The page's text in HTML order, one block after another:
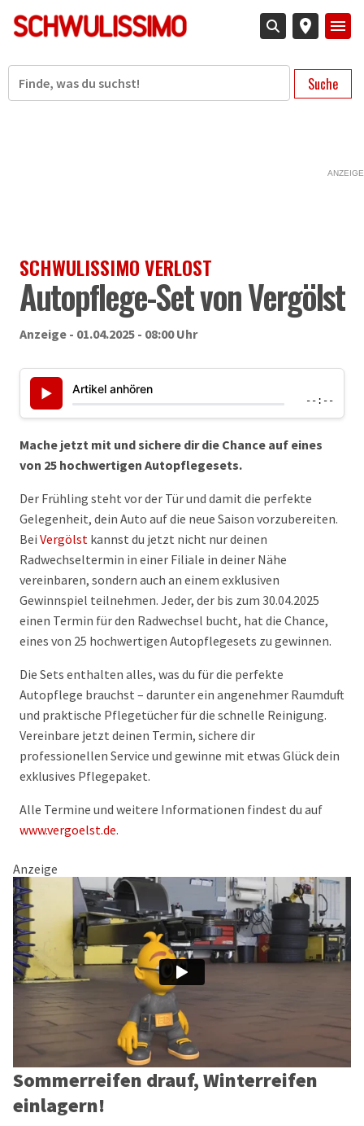
zum
Inhalt
Suche
ANZEIGE
SCHWULISSIMO VERLOST
Autopflege-Set von Vergölst
Anzeige - 01.04.2025 - 08:00 Uhr
▶ Artikel anhören
--:--
Mache jetzt mit und sichere dir die Chance auf eines
von 25 hochwertigen Autopflegesets.
Der Frühling steht vor der Tür und damit die perfekte
Gelegenheit, dein Auto auf die neue Saison vorzubereiten.
Bei Vergölst kannst du jetzt nicht nur deinen
Radwechseltermin in einer Filiale in deiner Nähe
vereinbaren, sondern auch an einem exklusiven
Gewinnspiel teilnehmen. Jeder, der bis zum 30.04.2025
einen Termin für den Radwechsel bucht, hat die Chance,
eines von 25 hochwertigen Autopflegesets zu gewinnen.
Die Sets enthalten alles, was du für die perfekte
Autopflege brauchst – darunter ein angenehmer Raumduft
und praktische Pflegetücher für die schnelle Reinigung.
Vereinbare jetzt deinen Termin, sichere dir
professionellen Service und gewinne mit etwas Glück dein
exklusives Pflegepaket.
Alle Termine und weitere Informationen findest du auf
www.vergoelst.de.
Anzeige
Sommerreifen drauf, Winterreifen
einlagern!